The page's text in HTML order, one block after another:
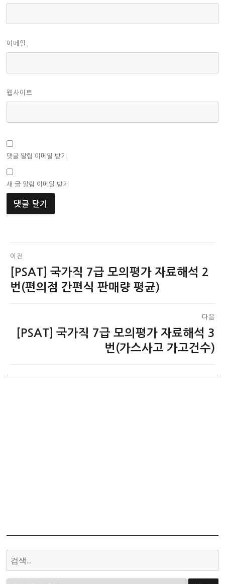
이메일
웹사이트
댓글 알림 이메일 받기
새 글 알림 이메일 받기
글
탐
색
이전
이
전
[PSAT] 국가직 7급 모의평가 자료해석 2
번(편의점 간편식 판매량 평균)
다음
[PSAT] 국가직 7급 모의평가 자료해석 3
번(가스사고 가고건수)